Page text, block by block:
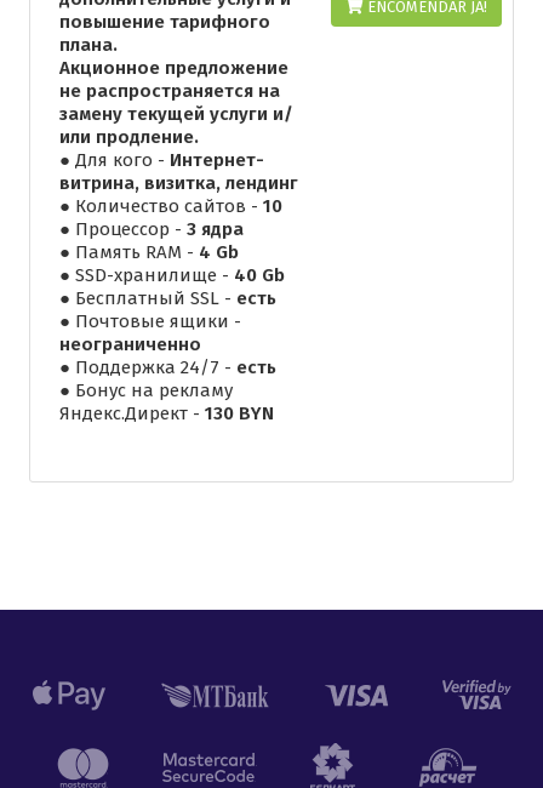
повышение тарифного
плана.
Акционное предложение
не распространяется на
замену текущей услуги и/
или продление.
● Для кого - Интернет-
витрина, визитка, лендинг
● Количество сайтов - 10
● Процессор - 3 ядра
● Память RAM - 4 Gb
● SSD-хранилище - 40 Gb
● Бесплатный SSL - есть
● Почтовые ящики -
неограниченно
● Поддержка 24/7 - есть
● Бонус на рекламу
Яндекс.Директ - 130 BYN
ENCOMENDAR JÁ!